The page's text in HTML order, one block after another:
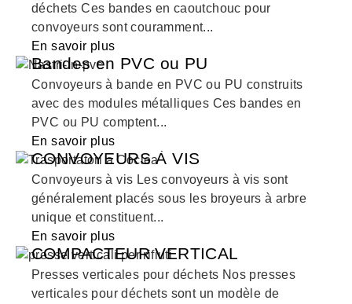
déchets Ces bandes en caoutchouc pour
convoyeurs sont couramment...
En savoir plus
Bandes en PVC ou PU
Convoyeurs à bande en PVC ou PU construits
avec des modules métalliques Ces bandes en
PVC ou PU comptent...
En savoir plus
CONVOYEURS À VIS
Convoyeurs à vis Les convoyeurs à vis sont
généralement placés sous les broyeurs à arbre
unique et constituent...
En savoir plus
COMPACTEUR VERTICAL
Presses verticales pour déchets Nos presses
verticales pour déchets sont un modèle de